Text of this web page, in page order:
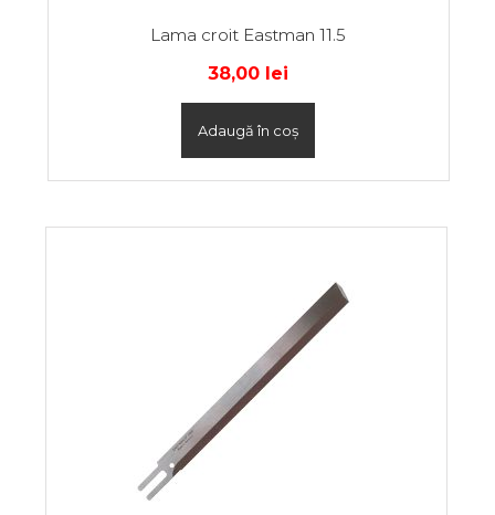
Lama croit Eastman 11.5
38,00 lei
Adaugă în coș